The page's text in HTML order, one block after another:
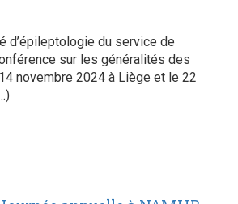
d’épileptologie du service de
sur les généralités des
novembre 2024 à Liège et le 22